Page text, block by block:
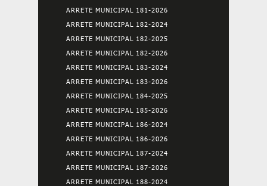
ARRETE MUNICIPAL 181-2026
ARRETE MUNICIPAL 182-2024
ARRETE MUNICIPAL 182-2025
ARRETE MUNICIPAL 182-2026
ARRETE MUNICIPAL 183-2024
ARRETE MUNICIPAL 183-2026
ARRETE MUNICIPAL 184-2025
ARRETE MUNICIPAL 185-2026
ARRETE MUNICIPAL 186-2024
ARRETE MUNICIPAL 186-2026
ARRETE MUNICIPAL 187-2024
ARRETE MUNICIPAL 187-2026
ARRETE MUNICIPAL 188-2024